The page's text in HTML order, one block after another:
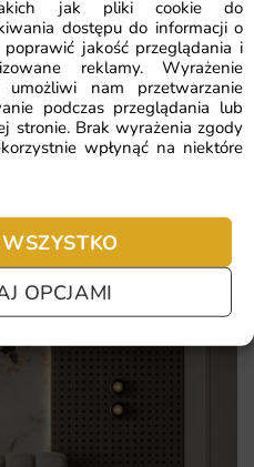
jak pliki cookie do
dostępu do informacji o
jakość przeglądania i
reklamy. Wyrażenie
nam przetwarzanie
podczas przeglądania lub
stronie. Brak wyrażenia zgody
wpłynąć na niektóre
OPCJAMI
pytania
każdym zakupie. Ale jeżeli
zadawane pytania.